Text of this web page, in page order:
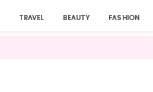
TRAVEL BEAUTY FASHION